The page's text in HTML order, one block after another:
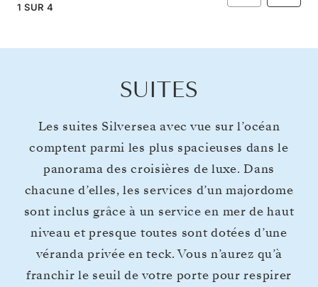
1 SUR 4
SUITES
Les suites Silversea avec vue sur l’océan
comptent parmi les plus spacieuses dans le
panorama des croisières de luxe. Dans
chacune d’elles, les services d’un majordome
sont inclus grâce à un service en mer de haut
niveau et presque toutes sont dotées d’une
véranda privée en teck. Vous n’aurez qu’à
franchir le seuil de votre porte pour respirer